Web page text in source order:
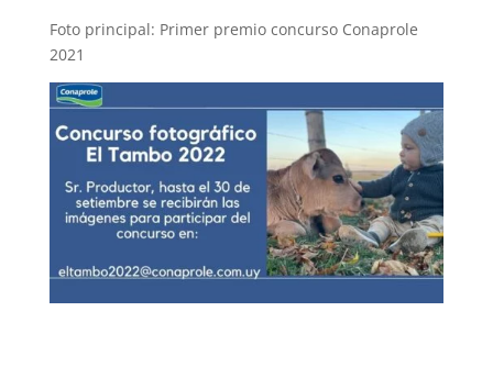
Foto principal: Primer premio concurso Conaprole
2021